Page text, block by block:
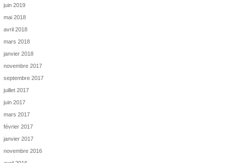
juin 2019
mai 2018
avril 2018
mars 2018
janvier 2018
novembre 2017
septembre 2017
juillet 2017
juin 2017
mars 2017
février 2017
janvier 2017
novembre 2016